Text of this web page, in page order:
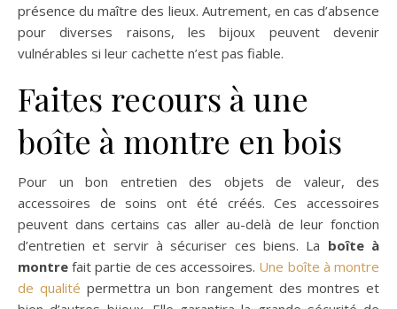
présence du maître des lieux. Autrement, en cas d’absence
pour diverses raisons, les bijoux peuvent devenir
vulnérables si leur cachette n’est pas fiable.
Faites recours à une
boîte à montre en bois
Pour un bon entretien des objets de valeur, des
accessoires de soins ont été créés. Ces accessoires
peuvent dans certains cas aller au-delà de leur fonction
d’entretien et servir à sécuriser ces biens. La boîte à
montre fait partie de ces accessoires. Une boîte à montre
de qualité permettra un bon rangement des montres et